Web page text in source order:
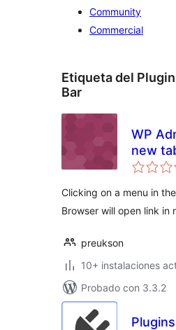
Community
Commercial
Etiqueta del
Bar
WP
new
Clicking on a menu in
Browser will open link in
preukson
10+ instalaciones
Probado con 3.3.2